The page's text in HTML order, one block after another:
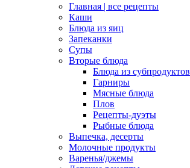
Главная | все рецепты
Каши
Блюда из яиц
Запеканки
Супы
Вторые блюда
Блюда из субпродуктов
Гарниры
Мясные блюда
Плов
Рецепты-дуэты
Рыбные блюда
Выпечка, десерты
Молочные продукты
Варенья/джемы